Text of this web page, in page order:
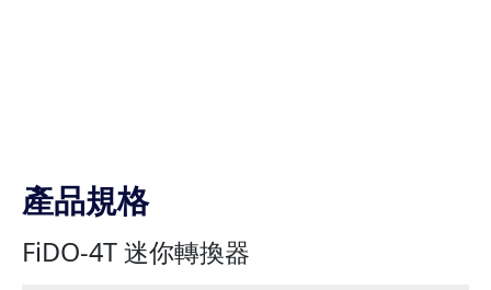
產品規格
FiDO-4T 迷你轉換器